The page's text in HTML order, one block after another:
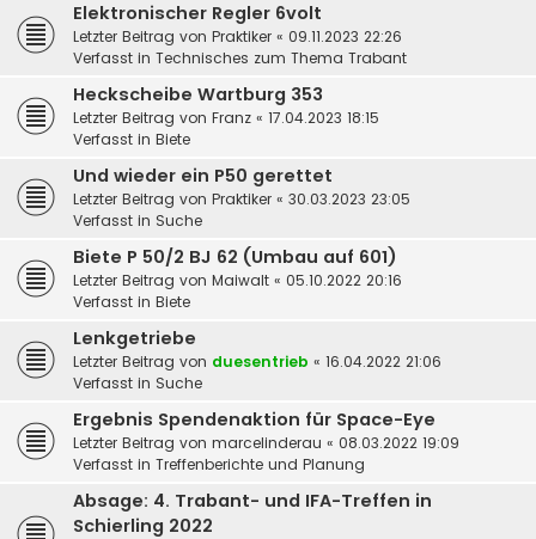
Elektronischer Regler 6volt
Letzter Beitrag von Praktiker « 09.11.2023 22:26
Verfasst in Technisches zum Thema Trabant
Heckscheibe Wartburg 353
Letzter Beitrag von Franz « 17.04.2023 18:15
Verfasst in Biete
Und wieder ein P50 gerettet
Letzter Beitrag von Praktiker « 30.03.2023 23:05
Verfasst in Suche
Biete P 50/2 BJ 62 (Umbau auf 601)
Letzter Beitrag von Maiwalt « 05.10.2022 20:16
Verfasst in Biete
Lenkgetriebe
Letzter Beitrag von duesentrieb « 16.04.2022 21:06
Verfasst in Suche
Ergebnis Spendenaktion für Space-Eye
Letzter Beitrag von marcelinderau « 08.03.2022 19:09
Verfasst in Treffenberichte und Planung
Absage: 4. Trabant- und IFA-Treffen in
Schierling 2022